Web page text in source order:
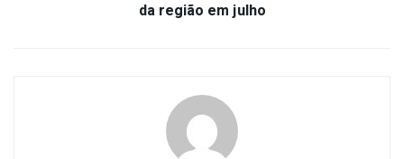
da região em julho